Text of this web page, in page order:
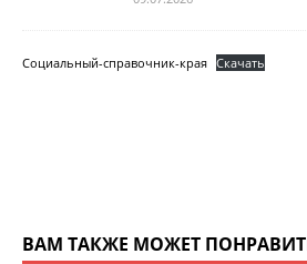
Социальный-справочник-края Скачать
ВАМ ТАКЖЕ МОЖЕТ